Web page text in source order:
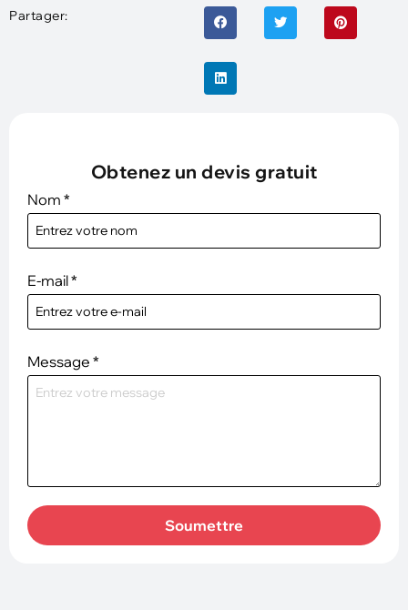
Partager:
Obtenez un devis gratuit
Nom *
E-mail*
Message *
Soumettre